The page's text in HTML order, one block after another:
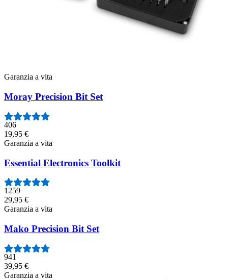
Garanzia a vita
Moray Precision Bit Set
406
19,95 €
Garanzia a vita
Essential Electronics Toolkit
1259
29,95 €
Garanzia a vita
Mako Precision Bit Set
941
39,95 €
Garanzia a vita